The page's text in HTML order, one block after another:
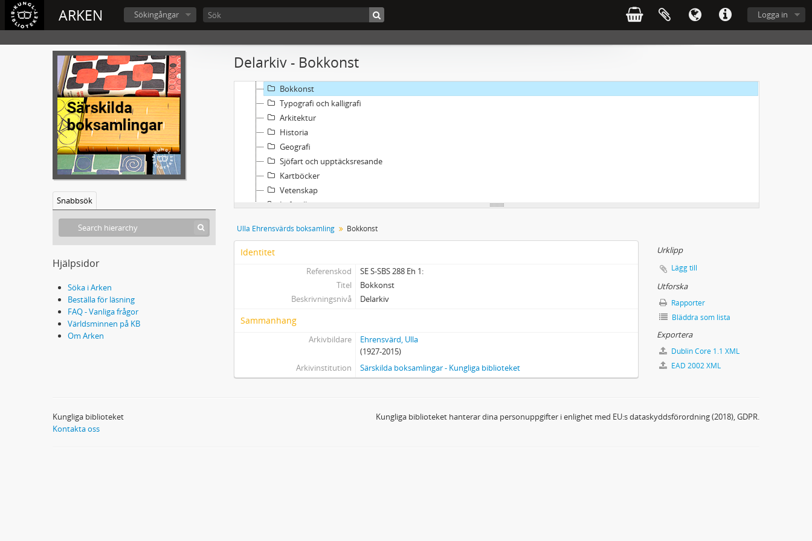
ARKEN Logga in
Sökingångar
Snabbsök
Hjälpsidor
Söka i Arken
Beställa för läsning
FAQ - Vanliga frågor
Världsminnen på KB
Om Arken
Delarkiv - Bokkonst
Bibliotekshistoria
Boktryckeri
Bokväsen
Bokkonst
Typografi och kalligrafi
Arkitektur
Historia
Geografi
Sjöfart och upptäcksresande
Kartböcker
Vetenskap
Luftballonger och astronomi
Humor och serier
Dedikationer
Spel och pussel
Proveniens
Miniatyrböcker
Liggfolianter
Ulla Ehrensvärds boksamling Bokkonst
Identitet
Referenskod
SE S-SBS 288 Eh 1:
Titel
Bokkonst
Beskrivningsnivå
Delarkiv
Sammanhang
Arkivbildare
Ehrensvärd, Ulla
(1927-2015)
Arkivinstitution
Särskilda boksamlingar - Kungliga biblioteket
Urklipp
Lägg till
Utforska
Rapporter
Bläddra som lista
Exportera
Dublin Core 1.1 XML
EAD 2002 XML
Kungliga biblioteket
Kontakta oss
Kungliga biblioteket hanterar dina personuppgifter i enlighet med EU:s dataskyddsförordning (2018), GDPR.